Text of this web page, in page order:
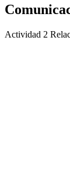
Actividad 2